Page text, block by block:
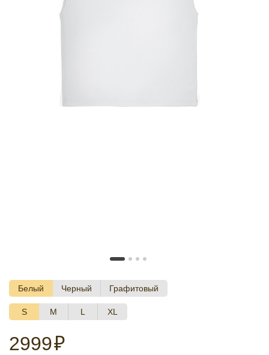
Белый Черный Графитовый
S M L XL
2999₽